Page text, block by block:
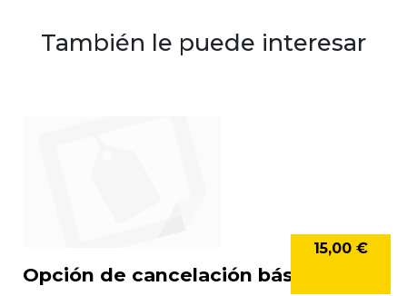
También le puede interesar
Opción de cancelación básica
15,00 €